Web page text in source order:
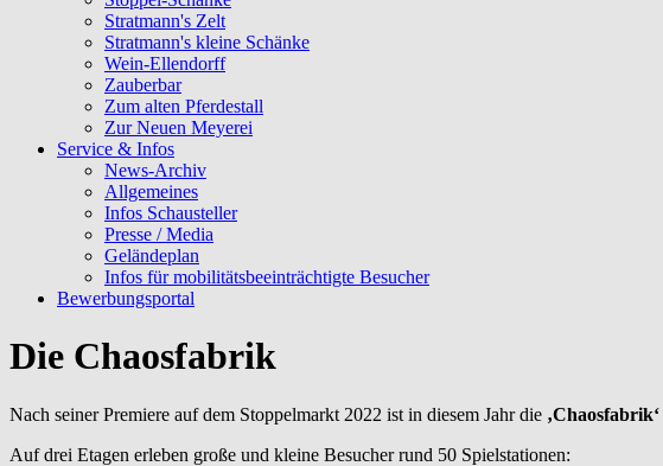
Stratmann's Zelt
Stratmann's kleine Schänke
Wein-Ellendorff
Zauberbar
Zum alten Pferdestall
Zur Neuen Meyerei
Service & Infos
News-Archiv
Allgemeines
Infos Schausteller
Presse / Media
Geländeplan
Infos für mobilitätsbeeinträchtigte Besucher
Bewerbungsportal
Die Chaosfabrik
Nach seiner Premiere auf dem Stoppelmarkt 2022 ist in diesem Jahr die ‚Chaosfabrik‘
Auf drei Etagen erleben große und kleine Besucher rund 50 Spielstationen: